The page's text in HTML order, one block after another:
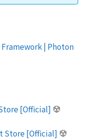
| Photon
[Official]
Store [Official]